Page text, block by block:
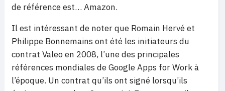
de référence est… Amazon.
Il est intéressant de noter que Romain Hervé et
Philippe Bonnemains ont été les initiateurs du
contrat Valeo en 2008, l’une des principales
références mondiales de Google Apps for Work à
l’époque. Un contrat qu’ils ont signé lorsqu’ils